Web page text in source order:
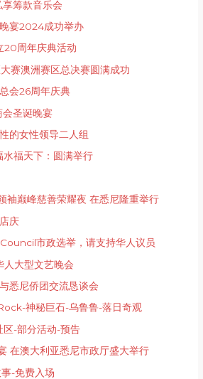
筹款音乐会
宴2024成功举办
20周年庆典活动
赛澳洲赛区总决赛圆满成功
会26周年庆典
圣诞晚宴
的女性领导二人组
福天下：圆满举行
袖巅峰慈善荣耀夜 在悉尼隆重举行
庆
市政选举，请支持华人议员
大型文艺晚会
悉尼侨团交流恳谈会
神秘巨石-乌鲁鲁-落日奇观
-部分活动-预告
在澳大利亚悉尼市政厅盛大举行
-免费入场